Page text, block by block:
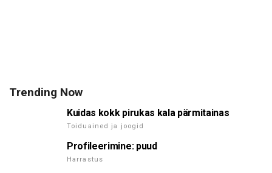
Trending Now
Kuidas kokk pirukas kala pärmitainas
Toiduained ja joogid
Profileerimine: puud
Harrastus